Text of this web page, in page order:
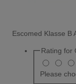
Escomed Klasse B
Rating for
Please